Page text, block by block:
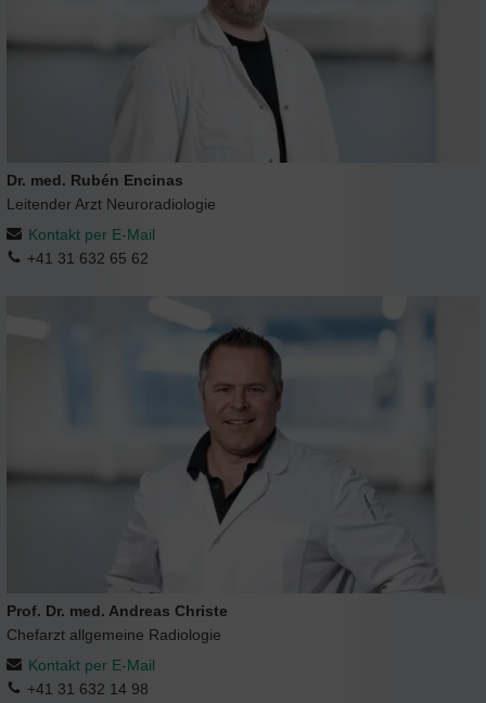
Dr. med. Rubén Encinas
Leitender Arzt Neuroradiologie
Kontakt per E-Mail
+41 31 632 65 62
Prof. Dr. med. Andreas Christe
Chefarzt allgemeine Radiologie
Kontakt per E-Mail
+41 31 632 14 98